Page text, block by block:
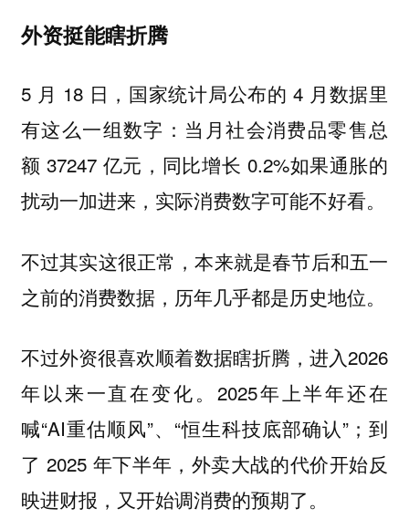
外资挺能瞎折腾
5 月 18 日，国家统计局公布的 4 月数据里
有这么一组数字：当月社会消费品零售总
额 37247 亿元，同比增长 0.2%如果通胀的
扰动一加进来，实际消费数字可能不好看。
不过其实这很正常，本来就是春节后和五一
之前的消费数据，历年几乎都是历史地位。
不过外资很喜欢顺着数据瞎折腾，进入2026
年以来一直在变化。2025年上半年还在
喊“AI重估顺风”、“恒生科技底部确认”；到
了 2025 年下半年，外卖大战的代价开始反
映进财报，又开始调消费的预期了。